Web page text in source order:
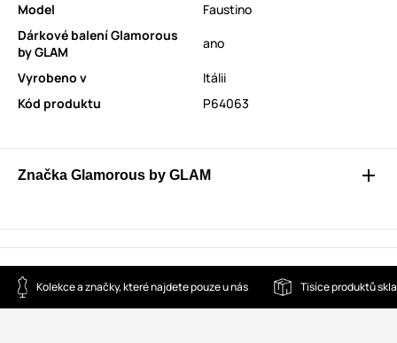
Model
Faustino
Dárkové balení Glamorous
by GLAM
ano
Vyrobeno v
Itálii
Kód produktu
P64063
Značka Glamorous by GLAM
Kolekce a značky, které najdete pouze u nás Tisíce produktů